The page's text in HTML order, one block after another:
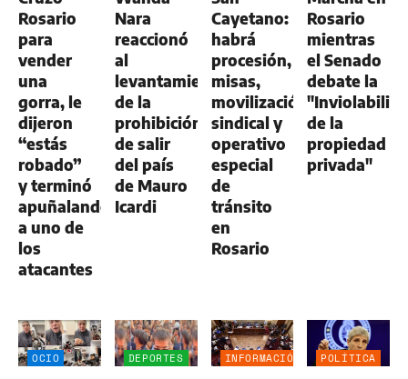
Rosario
para
vender
una
gorra, le
dijeron
“estás
robado”
y terminó
apuñalando
a uno de
los
atacantes
Nara
reaccionó
al
levantamiento
de la
prohibición
de salir
del país
de Mauro
Icardi
Cayetano:
habrá
procesión,
misas,
movilización
sindical y
operativo
especial
de
tránsito
en
Rosario
Rosario
mientras
el Senado
debate la
de la
propiedad
privada"
OCIO DEPORTES
INFORMACIÓN
POLÍTICA